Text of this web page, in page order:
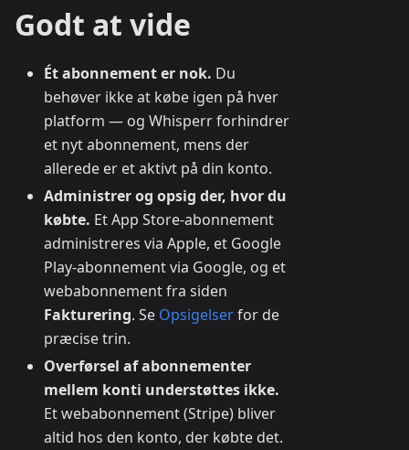
Godt at vide
Ét abonnement er nok. Du
behøver ikke at købe igen på hver
platform — og Whisperr forhindrer
et nyt abonnement, mens der
allerede er et aktivt på din konto.
Administrer og opsig der, hvor du
købte. Et App Store-abonnement
administreres via Apple, et Google
Play-abonnement via Google, og et
webabonnement fra siden
Fakturering. Se Opsigelserfor de
præcise trin.
Overførsel af abonnementer
mellem konti understøttes ikke.
Et webabonnement (Stripe) bliver
altid hos den konto, der købte det.